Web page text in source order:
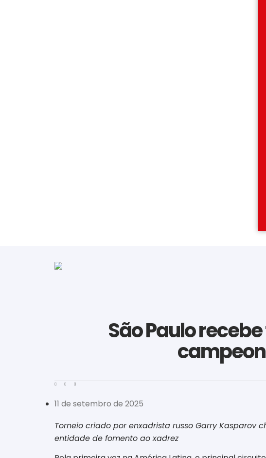
São Paulo
11 de setembro de 2025
Torneio criado por enxadrista russo Garry Kasparov
entidade de fomento ao xadrez